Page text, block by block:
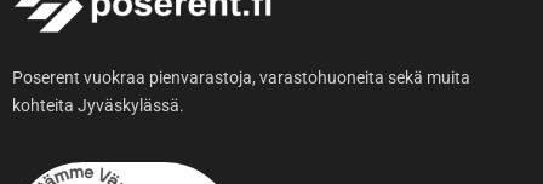
Poserent vuokraa pienvarastoja, varastohuoneita sekä muita
kohteita Jyväskylässä.